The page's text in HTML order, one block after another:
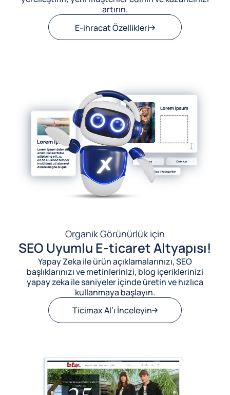
artırın.
E-ihracat Özellikleri
Organik Görünürlük için
SEO Uyumlu E-ticaret Altyapısı!
Yapay Zeka ile ürün açıklamalarınızı, SEO
başlıklarınızı ve metinlerinizi, blog içeriklerinizi
yapay zeka ile saniyeler içinde üretin ve hızlıca
kullanmaya başlayın.
Ticimax AI’ı İnceleyin